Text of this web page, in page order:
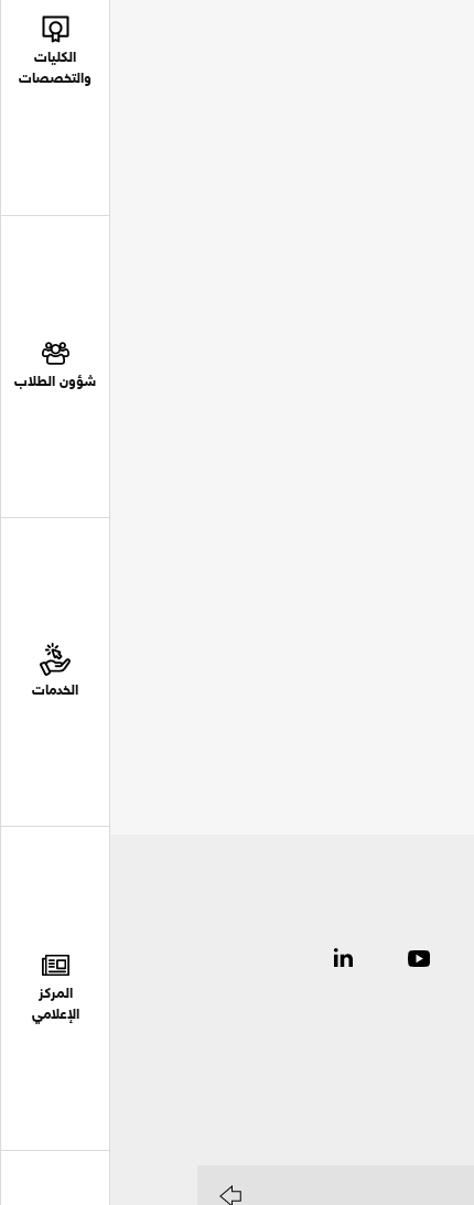
الكليات
والتخصصات
شؤون الطلاب
الخدمات
المركز
الإعلامي